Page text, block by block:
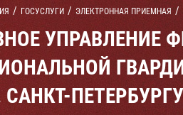
ГОСУСЛУГИ ЭЛЕКТРОННАЯ ПРИЕМНАЯ
УПРАВЛЕНИЕ
САНКТ-